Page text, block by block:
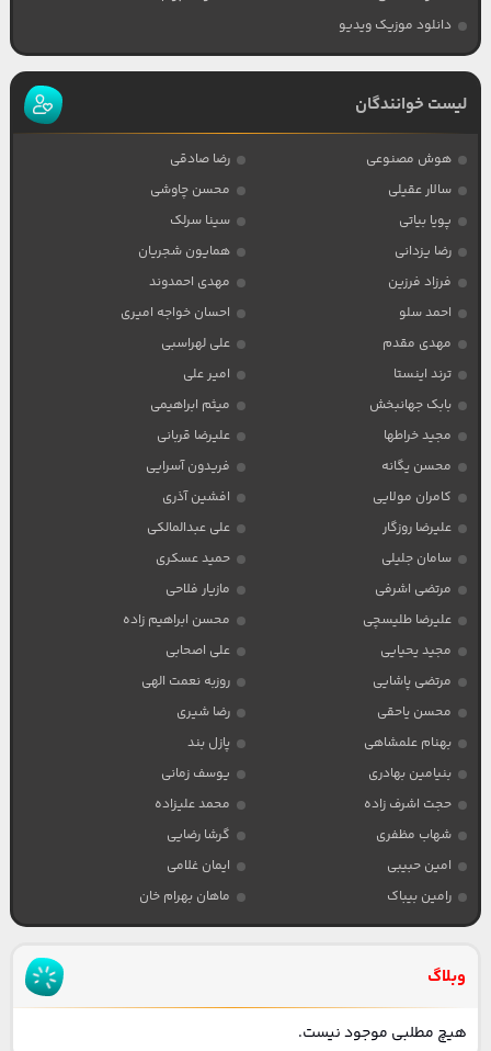
دانلود موزیک ویدیو
لیست خوانندگان
هوش مصنوعی
رضا صادقی
سالار عقیلی
محسن چاوشی
پویا بیاتی
سینا سرلک
رضا یزدانی
همایون شجریان
فرزاد فرزین
مهدی احمدوند
احمد سلو
احسان خواجه امیری
مهدی مقدم
علی لهراسبی
ترند اینستا
امیر علی
بابک جهانبخش
میثم ابراهیمی
مجید خراطها
علیرضا قربانی
محسن یگانه
فریدون آسرایی
کامران مولایی
افشین آذری
علیرضا روزگار
علی عبدالمالکی
سامان جلیلی
حمید عسکری
مرتضی اشرفی
مازیار فلاحی
علیرضا طلیسچی
محسن ابراهیم زاده
مجید یحیایی
علی اصحابی
مرتضی پاشایی
روزبه نعمت الهی
محسن یاحقی
رضا شیری
بهنام علمشاهی
پازل بند
بنیامین بهادری
یوسف زمانی
حجت اشرف زاده
محمد علیزاده
شهاب مظفری
گرشا رضایی
امین حبیبی
ایمان غلامی
رامین بیباک
ماهان بهرام خان
وبلاگ
هیچ مطلبی موجود نیست.